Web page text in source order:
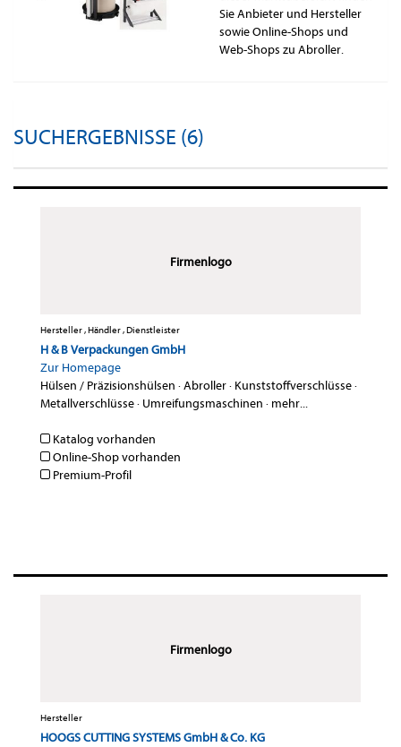
Sie Anbieter und Hersteller
sowie Online-Shops und
Web-Shops zu Abroller.
SUCHERGEBNISSE (6)
Firmenlogo
Hersteller , Händler , Dienstleister
H & B Verpackungen GmbH
Zur Homepage
Hülsen / Präzisionshülsen ·Abroller· Kunststoffverschlüsse·
Metallverschlüsse· Umreifungsmaschinen · mehr...
Katalog vorhanden
Online-Shop vorhanden
Premium-Profil
Firmenlogo
Hersteller
HOOGS CUTTING SYSTEMS GmbH & Co. KG